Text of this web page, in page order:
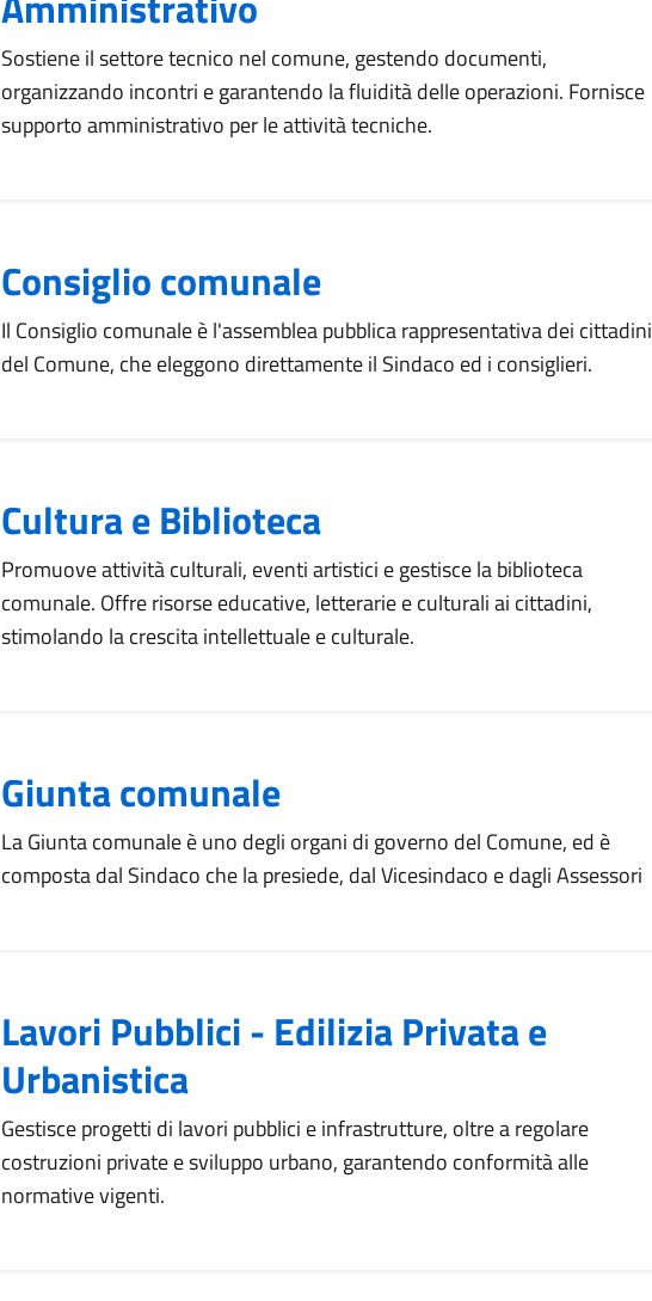
Sostiene il settore tecnico nel comune, gestendo documenti,
organizzando incontri e garantendo la fluidità delle operazioni. Fornisce
supporto amministrativo per le attività tecniche.
Consiglio comunale
Il Consiglio comunale è l'assemblea pubblica rappresentativa dei cittadini
del Comune, che eleggono direttamente il Sindaco ed i consiglieri.
Cultura e Biblioteca
Promuove attività culturali, eventi artistici e gestisce la biblioteca
comunale. Offre risorse educative, letterarie e culturali ai cittadini,
stimolando la crescita intellettuale e culturale.
Giunta comunale
La Giunta comunale è uno degli organi di governo del Comune, ed è
composta dal Sindaco che la presiede, dal Vicesindaco e dagli Assessori
Lavori Pubblici - Edilizia Privata e
Urbanistica
Gestisce progetti di lavori pubblici e infrastrutture, oltre a regolare
costruzioni private e sviluppo urbano, garantendo conformità alle
normative vigenti.